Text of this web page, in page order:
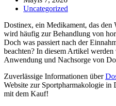
Uncategorized
Dostinex, ein Medikament, das
wird häufig zur Behandlung von
Doch was passiert nach der
beachten? In diesem Artikel
Anwendung und Nachsorge von
Zuverlässige Informationen über
Website zur Sportpharmakologie in
mit dem Kauf!